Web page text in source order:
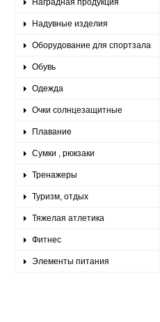
Наградная продукция
Надувные изделия
Оборудование для спортзала
Обувь
Одежда
Очки солнцезащитные
Плавание
Сумки , рюкзаки
Тренажеры
Туризм, отдых
Тяжелая атлетика
Фитнес
Элементы питания